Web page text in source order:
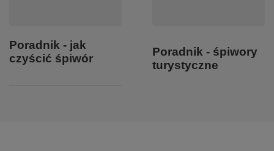
Poradnik - jak
czyścić śpiwór
Poradnik - śpiwory
turystyczne